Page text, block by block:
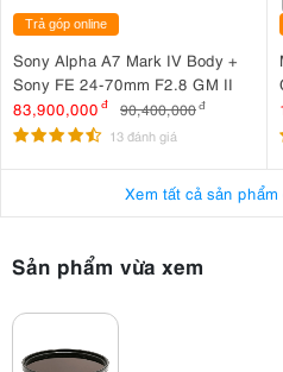
Trả góp online
Sony Alpha A7 Mark IV Body +
Sony FE 24-70mm F2.8 GM II
83,900,000 đ 90,400,000đ
13 đánh giá
Xem tất cả sản
Sản phẩm vừa xem